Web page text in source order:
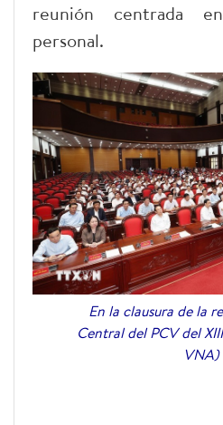
reunión centrada
personal.
En la clausura de la
Central del PCV del
VNA)